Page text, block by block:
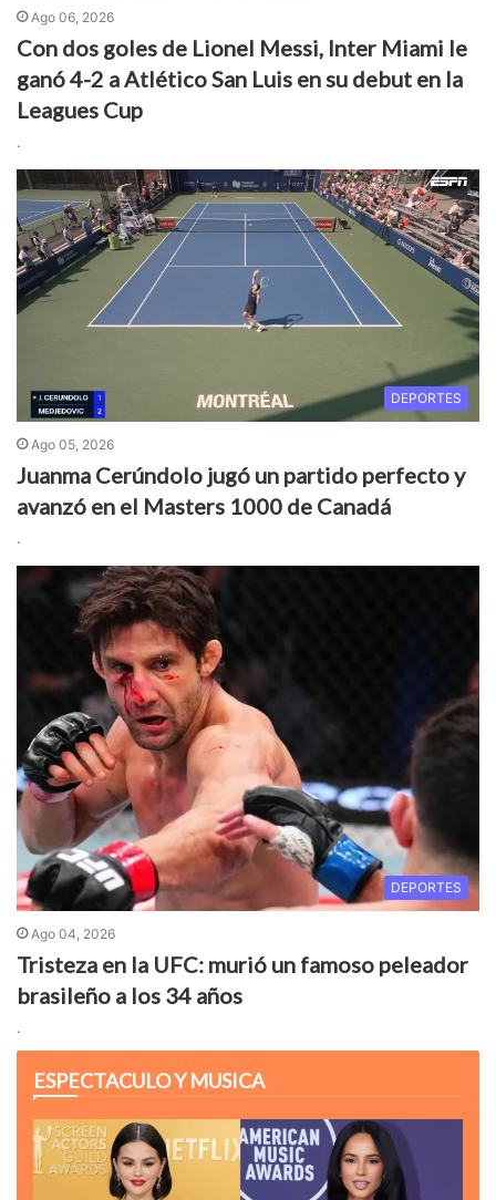
Ago 06, 2026
Con dos goles de Lionel Messi, Inter Miami le
ganó 4-2 a Atlético San Luis en su debut en la
Leagues Cup
.
DEPORTES
Ago 05, 2026
Juanma Cerúndolo jugó un partido perfecto y
avanzó en el Masters 1000 de Canadá
.
DEPORTES
Ago 04, 2026
Tristeza en la UFC: murió un famoso peleador
brasileño a los 34 años
.
ESPECTACULO Y MUSICA